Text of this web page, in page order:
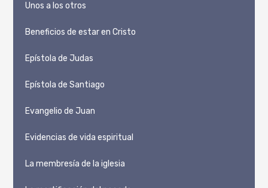
Unos a los otros
Beneficios de estar en Cristo
Epístola de Judas
Epístola de Santiago
Evangelio de Juan
Evidencias de vida espiritual
La membresía de la iglesia